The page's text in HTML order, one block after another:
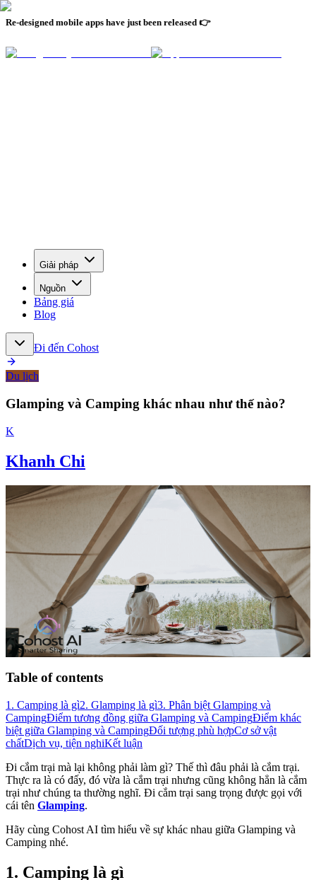
Re-designed mobile apps have just been released 👉
Giải pháp
Nguồn
Bảng giá
Blog
Đi đến Cohost
Du lịch
Glamping và Camping khác nhau như thế nào?
K
Khanh Chi
Table of contents
1. Camping là gì2. Glamping là gì3. Phân biệt Glamping và
CampingĐiểm tương đồng giữa Glamping và CampingĐiểm khác
biệt giữa Glamping và CampingĐối tượng phù hợpCơ sở vật
chấtDịch vụ, tiện nghiKết luận
Đi cắm trại mà lại không phải làm gì? Thế thì đâu phải là cắm trại.
Thực ra là có đấy, đó vừa là cắm trại nhưng cũng không hẳn là cắm
trại như chúng ta thường nghĩ. Đi cắm trại sang trọng được gọi với
cái tên Glamping.
Hãy cùng Cohost AI tìm hiểu về sự khác nhau giữa Glamping và
Camping nhé.
1. Camping là gì